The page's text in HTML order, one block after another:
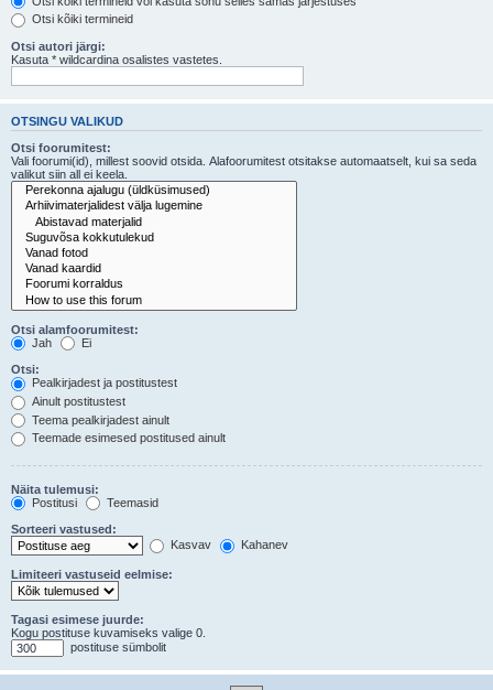
Otsi kõiki termineid
Otsi autori järgi:
Kasuta * wildcardina osalistes vastetes.
OTSINGU VALIKUD
Otsi foorumitest:
Vali foorumi(id), millest soovid otsida. Alafoorumitest otsitakse automaatselt, kui sa seda
valikut siin all ei keela.
Otsi alamfoorumitest:
Jah
Ei
Otsi:
Pealkirjadest ja postitustest
Ainult postitustest
Teema pealkirjadest ainult
Teemade esimesed postitused ainult
Näita tulemusi:
Postitusi
Teemasid
Sorteeri vastused:
Kasvav
Kahanev
Limiteeri vastuseid eelmise:
Tagasi esimese juurde:
Kogu postituse kuvamiseks valige 0.
postituse sümbolit